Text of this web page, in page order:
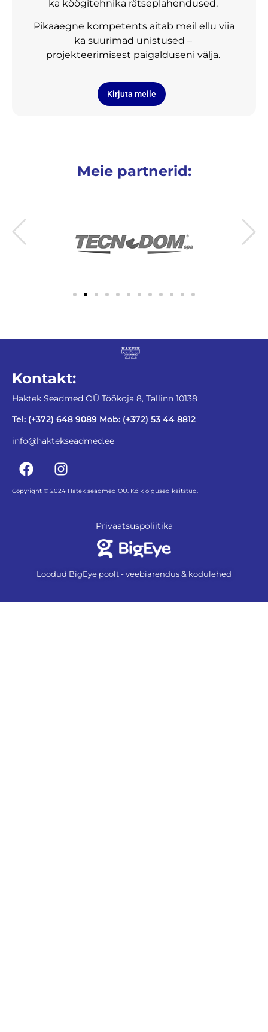
ka köögitehnika rätseplahendused.
Pikaaegne kompetents aitab meil ellu viia
ka suurimad unistused –
projekteerimisest paigalduseni välja.
Kirjuta meile
Meie partnerid:
Kontakt:
Haktek Seadmed OÜ Töökoja 8, Tallinn 10138
Tel: (+372) 648 9089 Mob: (+372) 53 44 8812
info@haktekseadmed.ee
Copyright © 2024 Hatek seadmed OÜ. Kõik õigused kaitstud.
Privaatsuspoliitika
Loodud BigEye poolt - veebiarendus & kodulehed